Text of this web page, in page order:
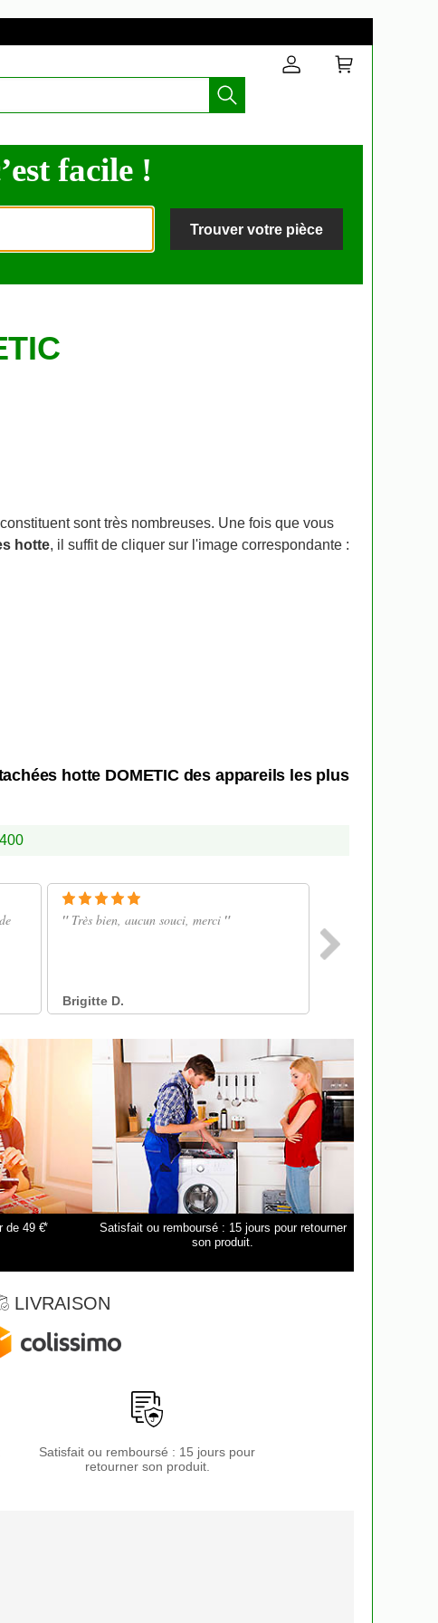
facile !
Trouver votre pièce
sont très nombreuses. Une fois que vous
hotte, il suffit de cliquer sur l'image correspondante :
hotte DOMETIC des appareils les plus
de 49 €*
Satisfait ou remboursé : 15 jours pour retourner
son produit.
LIVRAISON
Satisfait ou remboursé : 15 jours pour
retourner son produit.